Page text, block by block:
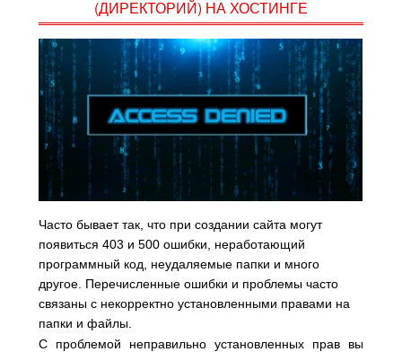
(ДИРЕКТОРИЙ) НА ХОСТИНГЕ
Часто бывает так, что при создании сайта могут
появиться 403 и 500 ошибки, неработающий
программный код, неудаляемые папки и много
другое. Перечисленные ошибки и проблемы часто
связаны с некорректно установленными правами на
папки и файлы.
С проблемой неправильно установленных прав вы